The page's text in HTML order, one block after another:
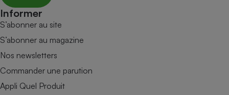
Informer
S’abonner au site
S’abonner au magazine
Nos newsletters
Commander une parution
Appli Quel Produit